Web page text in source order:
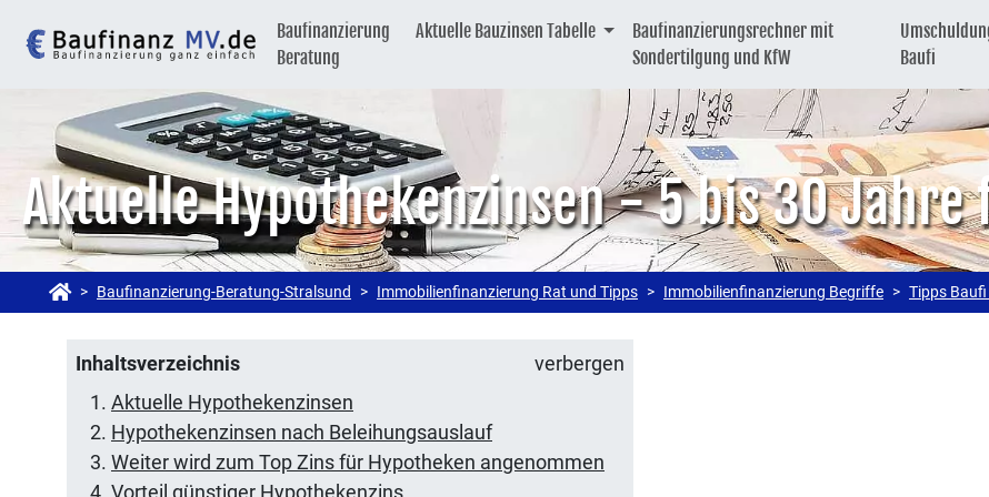
Baufinanzierung
Beratung
Aktuelle Bauzinsen Tabelle
Baufinanzierungsrechner mit
Sondertilgung und KfW
Baufi
Aktuelle Hypothekenzinsen - 5 bis 30 Jahre
Baufinanzierung-Beratung-Stralsund Immobilienfinanzierung Rat und Tipps Immobilienfinanzierung Begriffe Tipps Baufi
Inhaltsverzeichnis
verbergen
Aktuelle Hypothekenzinsen
Hypothekenzinsen nach Beleihungsauslauf
Weiter wird zum Top Zins für Hypotheken angenommen
Vorteil günstiger Hypothekenzins